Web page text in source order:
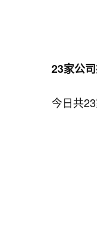
23家公
今日共